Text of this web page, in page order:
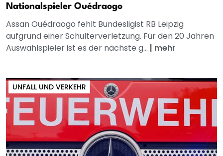
Nationalspieler Ouédraogo
Assan Ouédraogo fehlt Bundesligist RB Leipzig
aufgrund einer Schulterverletzung. Für den 20 Jahren
Auswahlspieler ist es der nächste g... | mehr
UNFALL UND VERKEHR